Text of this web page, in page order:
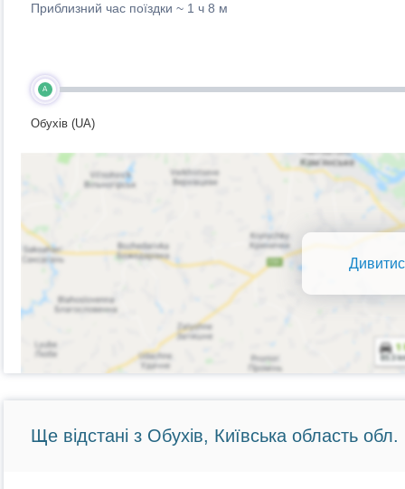
Приблизний час поїздки ~ 1 ч 8 м
A
Обухів (UA)
Ще відстані з Обухів, Київська область обл.